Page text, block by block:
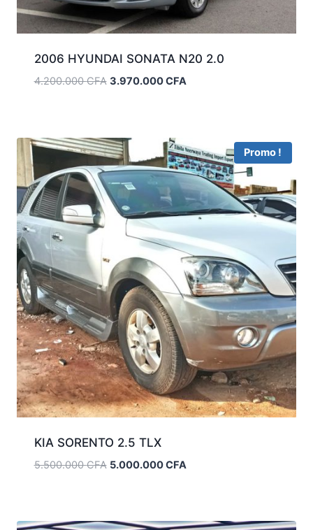
2006 HYUNDAI SONATA N20 2.0
4.200.000CFA Le
4.200.000 CFA.
3.970.000CFALe
3.970.000 CFA.
Promo !
KIA SORENTO 2.5 TLX
5.500.000CFA Le
5.000.000CFALe